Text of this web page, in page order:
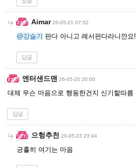
Aimar 26-05-21 07:52
@강슬기 판다 아니고 레서판다라니깐요!
답글
엔터샌드맨 26-05-20 20:00
대체 무슨 마음으로 행동한건지 신기할따름
답글
으헝추천 26-05-23 23:44
긍휼히 여기는 마음